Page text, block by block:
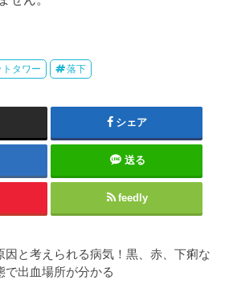
トタワー 落下
シェア
送る
feedly
因と考えられる病気！黒、赤、下痢な
で出血場所が分かる